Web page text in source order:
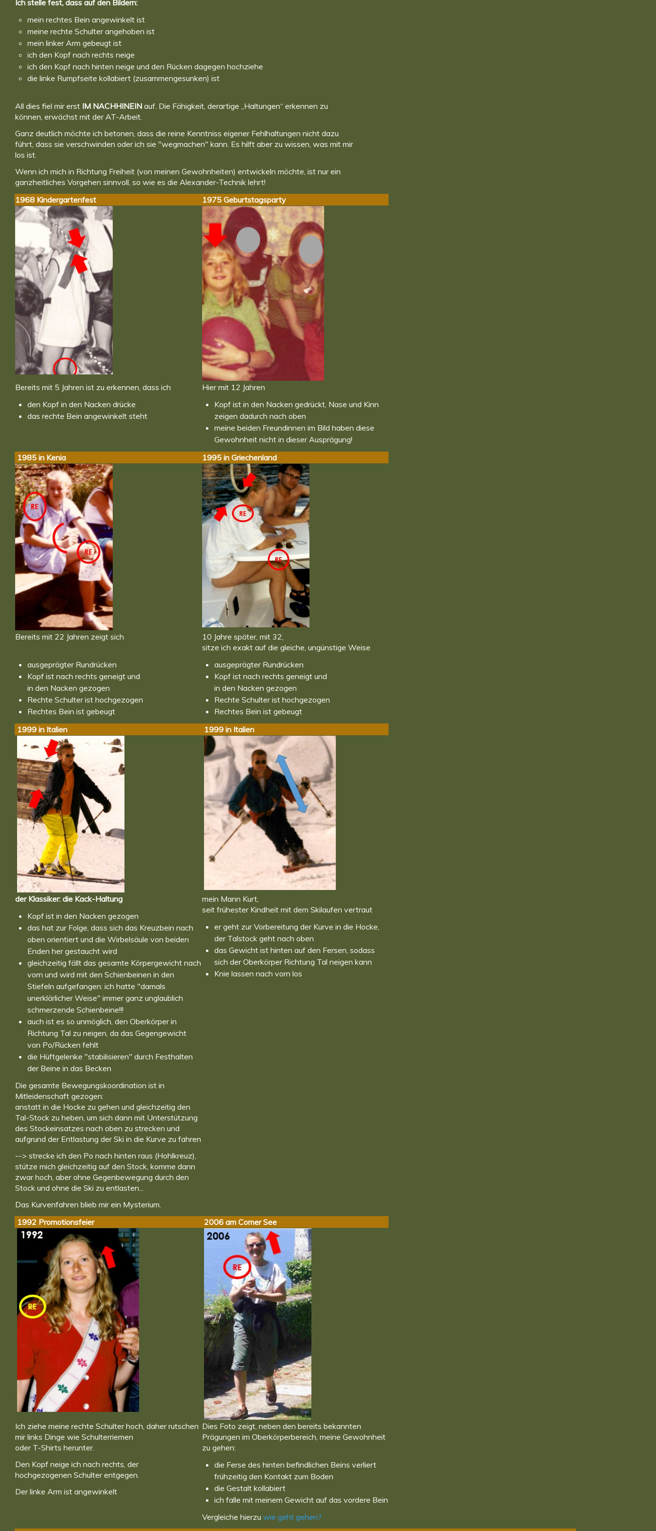
Ich stelle fest, dass auf den Bildern:
mein rechtes Bein angewinkelt ist
meine rechte Schulter angehoben ist
mein linker Arm gebeugt ist
ich den Kopf nach rechts neige
ich den Kopf nach hinten neige und den Rücken dagegen hochziehe
die linke Rumpfseite kollabiert (zusammengesunken) ist
All dies fiel mir erst IM NACHHINEIN auf. Die Fähigkeit, derartige „Haltungen“ erkennen zu
können, erwächst mit der AT-Arbeit.
Ganz deutlich möchte ich betonen, dass die reine Kenntniss eigener Fehlhaltungen nicht dazu
führt, dass sie verschwinden oder ich sie "wegmachen" kann. Es hilft aber zu wissen, was mit mir
los ist.
Wenn ich mich in Richtung Freiheit (von meinen Gewohnheiten) entwickeln möchte, ist nur ein
ganzheitliches Vorgehen sinnvoll, so wie es die Alexander-Technik lehrt!
1968 Kindergartenfest
1975 Geburtstagsparty
Bereits mit 5 Jahren ist zu erkennen, dass ich
den Kopf in den Nacken drücke
das rechte Bein angewinkelt steht
Hier mit 12 Jahren
Kopf ist in den Nacken gedrückt, Nase und Kinn
zeigen dadurch nach oben
meine beiden Freundinnen im Bild haben diese
Gewohnheit nicht in dieser Ausprägung!
1985 in Kenia
1995 in Griechenland
Bereits mit 22 Jahren zeigt sich
ausgeprägter Rundrücken
Kopf ist nach rechts geneigt und
in den Nacken gezogen
Rechte Schulter ist hochgezogen
Rechtes Bein ist gebeugt
10 Jahre später, mit 32,
sitze ich exakt auf die gleiche, ungünstige Weise
ausgeprägter Rundrücken
Kopf ist nach rechts geneigt und
in den Nacken gezogen
Rechte Schulter ist hochgezogen
Rechtes Bein ist gebeugt
1999 in Italien
1999 in Italien
der Klassiker: die Kack-Haltung
Kopf ist in den Nacken gezogen
das hat zur Folge, dass sich das Kreuzbein nach
oben orientiert und die Wirbelsäule von beiden
Enden her gestaucht wird
gleichzeitig fällt das gesamte Körpergewicht nach
vorn und wird mit den Schienbeinen in den
Stiefeln aufgefangen: ich hatte "damals
unerklärlicher Weise" immer ganz unglaublich
schmerzende Schienbeine!!!
auch ist es so unmöglich, den Oberkörper in
Richtung Tal zu neigen, da das Gegengewicht
von Po/Rücken fehlt
die Hüftgelenke "stabilisieren" durch Festhalten
der Beine in das Becken
Die gesamte Bewegungskoordination ist in
Mitleidenschaft gezogen:
anstatt in die Hocke zu gehen und gleichzeitig den
Tal-Stock zu heben, um sich dann mit Unterstützung
des Stockeinsatzes nach oben zu strecken und
aufgrund der Entlastung der Ski in die Kurve zu fahren
--> strecke ich den Po nach hinten raus (Hohlkreuz),
stütze mich gleichzeitig auf den Stock, komme dann
zwar hoch, aber ohne Gegenbewegung durch den
Stock und ohne die Ski zu entlasten...
Das Kurvenfahren blieb mir ein Mysterium.
mein Mann Kurt,
seit frühester Kindheit mit dem Skilaufen vertraut
er geht zur Vorbereitung der Kurve in die Hocke,
der Talstock geht nach oben
das Gewicht ist hinten auf den Fersen, sodass
sich der Oberkörper Richtung Tal neigen kann
Knie lassen nach vorn los
1992 Promotionsfeier 2006 am Comer See
Ich ziehe meine rechte Schulter hoch, daher rutschen
mir links Dinge wie Schulterriemen
oder T-Shirts herunter.
Den Kopf neige ich nach rechts, der
hochgezogenen Schulter entgegen.
Der linke Arm ist angewinkelt
Dies Foto zeigt, neben den bereits bekannten
Prägungen im Oberkörperbereich, meine Gewohnheit
zu gehen:
die Ferse des hinten befindlichen Beins verliert
frühzeitig den Kontakt zum Boden
die Gestalt kollabiert
ich falle mit meinem Gewicht auf das vordere Bein
Vergleiche hierzu wie geht gehen?